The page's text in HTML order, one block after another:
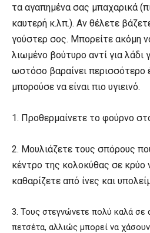
τα αγαπημένα σας μπαχαρικά
καυτερή κ.λπ.). Αν θέλετε
γούστερ σος. Μπορείτε ακόμη
λιωμένο βούτυρο αντί για λάδι
ωστόσο βαραίνει περισσότερο
μπορούσε να είναι πιο υγιεινό.
1. Προθερμαίνετε το φούρνο
2. Μουλιάζετε τους σπόρους
κέντρο της κολοκύθας σε κρύο
καθαρίζετε από ίνες και
3. Τους στεγνώνετε πολύ καλά σε
πετσέτα, αλλιώς μπορεί να